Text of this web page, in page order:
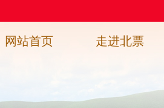
网站首页 走进北票